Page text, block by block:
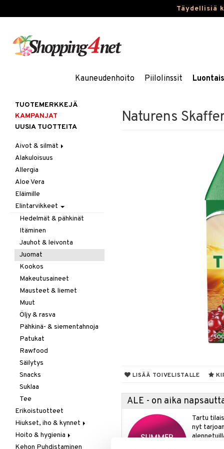
Täydellisiä
Kauneudenhoito Piilolinssit
Naturens
LISÄÄ TOIVELISTALLE
ALE - on aika
Tartu
nyt
TUOTEMERKKEJÄ
KAMPANJAT
UUSIA TUOTTEITA
Aivot & silmät
Muisti
Rasvahapot
Silmät
Alakuloisuus
Allergia
Aloe Vera
Eläimille
Elintarvikkeet
Hedelmät & pähkinät
Itäminen
Jauhot & leivonta
Juomat
Kookos
Makeutusaineet
Mausteet & liemet
Muut
Öljy & rasva
Pähkinä- & siementahnoja
Patukat
Rawfood
Säilytys
Snacks
Suklaa
Tee
Erikoistuotteet
Hiukset, iho & kynnet
Aurinko & pigmentti
Hiukset
Hoito & hygienia
Aurinkosuoja
Kehon Puhdistaminen